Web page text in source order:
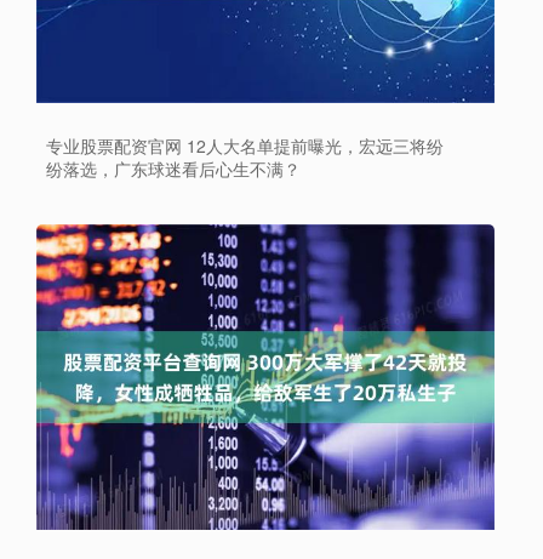
专业股票配资官网 12人大名单提前曝光，宏远三将纷
纷落选，广东球迷看后心生不满？